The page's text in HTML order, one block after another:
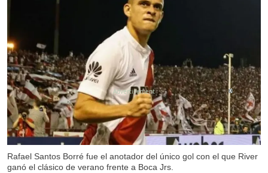
Rafael Santos Borré fue el anotador del único gol con el que River
ganó el clásico de verano frente a Boca Jrs.
X